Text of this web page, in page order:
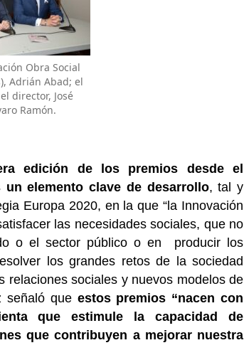
Obra Social
Adrián Abad; el
director, José
Ramón.
edición de los premios desde el
elemento clave de desarrollo, tal y
Europa 2020, en la que “la Innovación
las necesidades sociales, que no
o el sector público o en producir los
los grandes retos de la sociedad
relaciones sociales y nuevos modelos de
señaló que estos premios “nacen con
que estimule la capacidad de
que contribuyen a mejorar nuestra